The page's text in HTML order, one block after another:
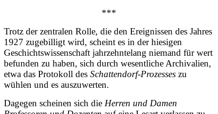
***
Trotz der zentralen Rolle, die den Ereignissen des Jahres
1927 zugebilligt wird, scheint es in der hiesigen
Geschichtswissenschaft jahrzehntelang niemand für wert
befunden zu haben, sich durch wesentliche Archivalien,
etwa das Protokoll des Schattendorf-Prozesses zu
wühlen und es auszuwerten.
Dagegen scheinen sich die Herren und Damen